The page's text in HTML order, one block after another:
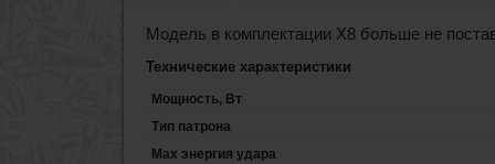
Модель в комплектации X8 больше не
Технические характеристики
Мощность, Вт
Тип патрона
Max энергия удара